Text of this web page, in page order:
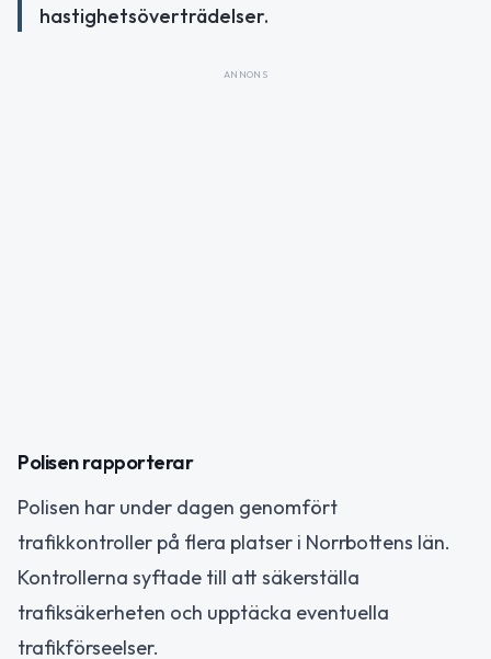
hastighetsöverträdelser.
ANNONS
Polisen rapporterar
Polisen har under dagen genomfört
trafikkontroller på flera platser i Norrbottens län.
Kontrollerna syftade till att säkerställa
trafiksäkerheten och upptäcka eventuella
trafikförseelser.